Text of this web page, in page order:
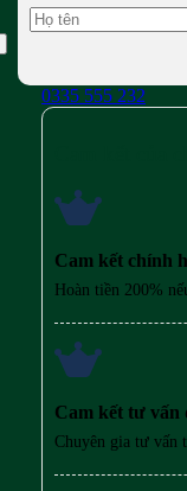
0335 555 232
Cam kết chính
Hoàn tiền 200%
Cam kết tư vấn
Chuyên gia tư vấn